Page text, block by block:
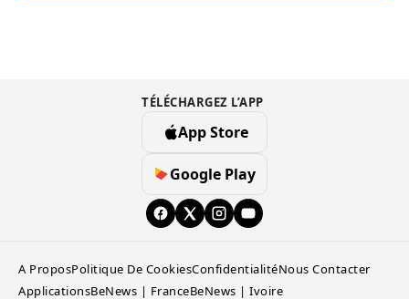
TÉLÉCHARGEZ L’APP
App Store
Google Play
A ProposPolitique De CookiesConfidentialitéNous Contacter
ApplicationsBeNews | FranceBeNews | Ivoire